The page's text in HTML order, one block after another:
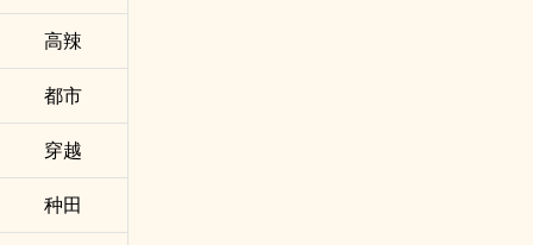
­‎高​­辣‎​‌
都市
穿越
种田